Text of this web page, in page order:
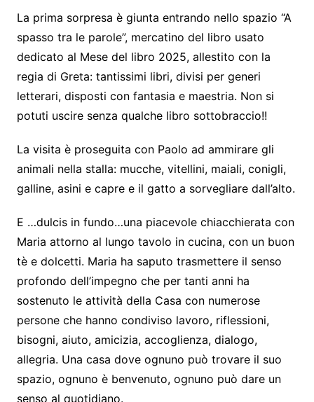
La prima sorpresa è giunta entrando nello spazio “A
spasso tra le parole”, mercatino del libro usato
dedicato al Mese del libro 2025, allestito con la
regia di Greta: tantissimi libri, divisi per generi
letterari, disposti con fantasia e maestria. Non si
potuti uscire senza qualche libro sottobraccio!!
La visita è proseguita con Paolo ad ammirare gli
animali nella stalla: mucche, vitellini, maiali, conigli,
galline, asini e capre e il gatto a sorvegliare dall’alto.
E …dulcis in fundo…una piacevole chiacchierata con
Maria attorno al lungo tavolo in cucina, con un buon
tè e dolcetti. Maria ha saputo trasmettere il senso
profondo dell’impegno che per tanti anni ha
sostenuto le attività della Casa con numerose
persone che hanno condiviso lavoro, riflessioni,
bisogni, aiuto, amicizia, accoglienza, dialogo,
allegria. Una casa dove ognuno può trovare il suo
spazio, ognuno è benvenuto, ognuno può dare un
senso al quotidiano.